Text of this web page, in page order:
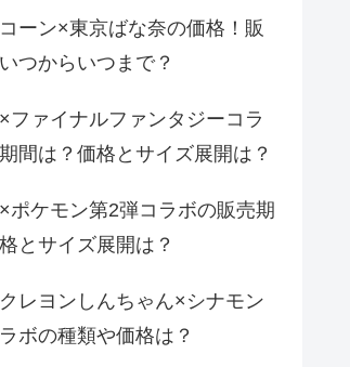
ーン×東京ばな奈の価格！販
つからいつまで？
ファイナルファンタジーコラ
間は？価格とサイズ展開は？
ポケモン第2弾コラボの販売期
とサイズ展開は？
レヨンしんちゃん×シナモン
ボの種類や価格は？